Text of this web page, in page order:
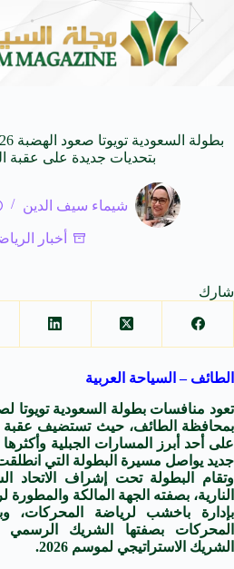
مصرية 5 أغسطس 2026
بتحديات جديدة على عقبة
شيماء سيف الدين
أخبار
شارك
الطائف – السياحة العربية
تعود منافسات بطولة السعودية تويوتا
على أحد أبرز المسارات الجبلية
جديد يواصل مسيرة البطولة التي انطلقت
وتقام البطولة تحت إشراف الاتحاد
النارية، بصفته الجهة المالكة
بإدارة باخشب لرياضة المحركات،
المحركات بصفتها الشريك الرسمي
الشريك الاستراتيجي لموسم 2026.